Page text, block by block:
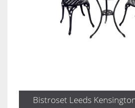
Bistroset Leeds